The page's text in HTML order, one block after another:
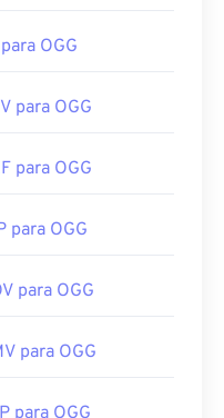
OggOGG
para OGG
para OGG
para OGG
para OGG
para OGG